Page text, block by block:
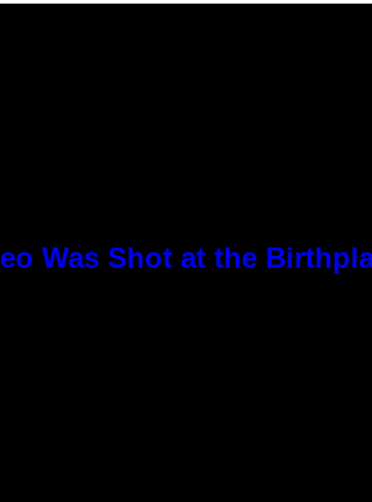
Was Shot at the